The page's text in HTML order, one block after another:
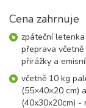
pondělí - pondělí
22
21.09. - 28.09.26
pondělí - pondělí
21
28.09. - 05.10.26
Cena zahrnuje
zpáteční
přeprava
přirážky a
včetně 10 kg
(55×40×20 cm)
(40x30x20cm) -